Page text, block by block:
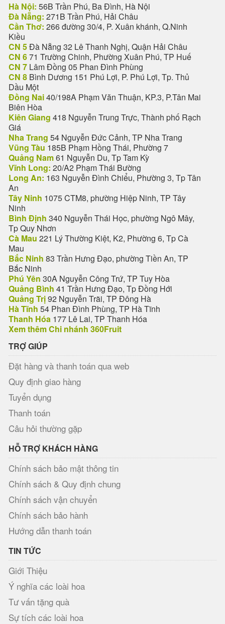
Hà Nội: 56B Trần Phú, Ba Đình, Hà Nội
Đà Nẵng: 271B Trần Phú, Hải Châu
Cần Thơ: 266 đường 30/4, P. Xuân khánh, Q.Ninh
Kiều
CN 5Đà Nẵng 32 Lê Thanh Nghị, Quận Hải Châu
CN 671 Trường Chinh, Phường Xuân Phú, TP Huế
CN 7 Lâm Đồng 05 Phan Đình Phùng
CN 8 Bình Dương 151 Phú Lợi, P. Phú Lợi, Tp. Thủ
Dầu Một
Đồng Nai40/198A Phạm Văn Thuận, KP.3, P.Tân Mai
Biên Hòa
Kiên Giang 418 Nguyễn Trung Trực, Thành phố Rạch
Giá
Nha Trang 54 Nguyễn Đức Cảnh, TP Nha Trang
Vũng Tàu 185B Phạm Hồng Thái, Phường 7
Quảng Nam61 Nguyễn Du, Tp Tam Kỳ
Vĩnh Long: 20/A2 Phạm Thái Bường
Long An: 163 Nguyễn Đình Chiểu, Phường 3, Tp Tân
An
Tây Ninh 1075 CTM8, phường Hiệp Ninh, TP Tây
Ninh
Bình Định 340 Nguyễn Thái Học, phường Ngô Mây,
Tp Quy Nhơn
Cà Mau 221 Lý Thường Kiệt, K2, Phường 6, Tp Cà
Mau
Bắc Ninh 83 Trần Hưng Đạo, phường Tiền An, TP
Bắc Ninh
Phú Yên 30A Nguyễn Công Trứ, TP Tuy Hòa
Quảng Bình 41 Trần Hưng Đạo, Tp Đồng Hới
Quảng Trị92 Nguyễn Trãi, TP Đông Hà
Hà Tĩnh 54 Phan Đình Phùng, TP Hà Tĩnh
Thanh Hóa 177 Lê Lai, TP Thanh Hóa
Xem thêm Chi nhánh 360Fruit
TRỢ GIÚP
Đặt hàng và thanh toán qua web
Quy định giao hàng
Tuyển dụng
Thanh toán
Câu hỏi thường gặp
HỖ TRỢ KHÁCH HÀNG
Chính sách bảo mật thông tin
Chính sách & Quy định chung
Chính sách vận chuyển
Chính sách bảo hành
Hướng dẫn thanh toán
TIN TỨC
Giới Thiệu
Ý nghĩa các loài hoa
Tư vấn tặng quà
Sự tích các loài hoa